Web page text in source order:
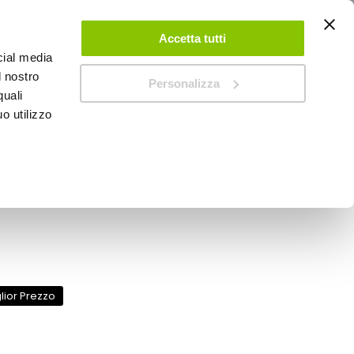
media
nostro
utilizzo
Accetta tutti
Personalizza
ACCEDI CREA UN ACCOUNT CONTATTACI
Prezzo